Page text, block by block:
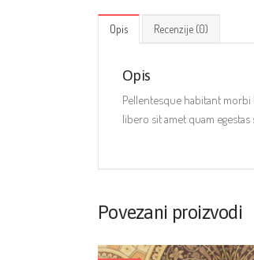
Opis Recenzije (0)
Opis
Pellentesque habitant morbi
libero sit amet quam
Povezani proizvodi